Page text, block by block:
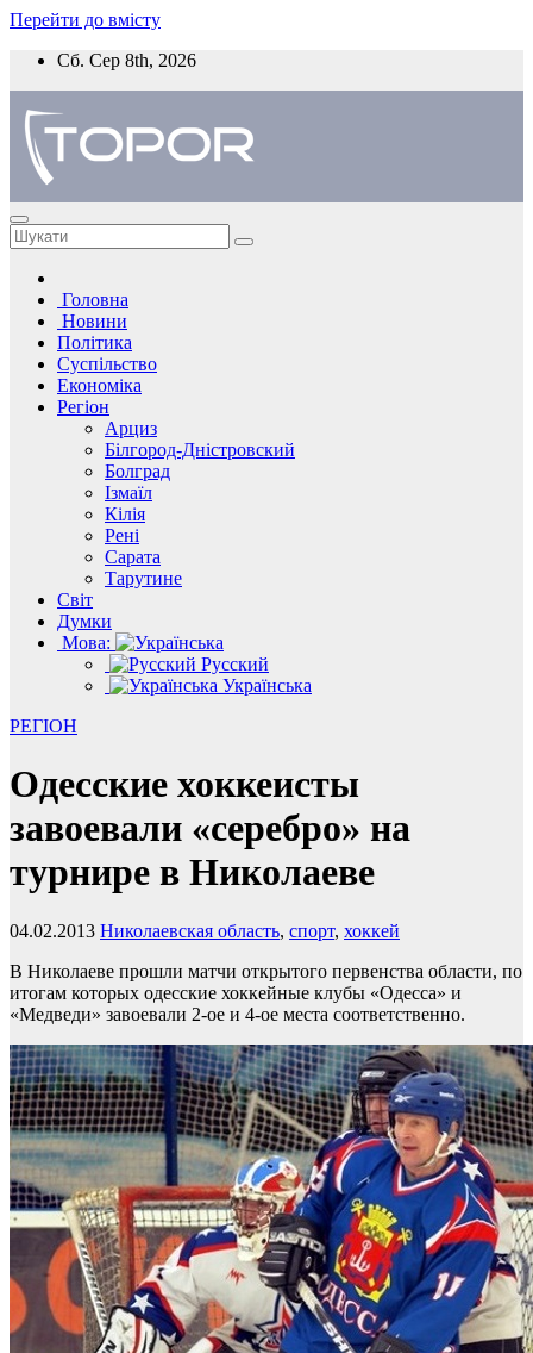
Перейти до вмісту
Сб. Сер 8th, 2026
Головна
Новини
Політика
Суспільство
Економіка
Регіон
Арциз
Білгород-Дністровский
Болград
Ізмаїл
Кілія
Рені
Сарата
Тарутине
Світ
Думки
Мова:
Русский
Українська
РЕГІОН
Одесские хоккеисты
завоевали «серебро» на
турнире в Николаеве
04.02.2013 Николаевская область, спорт, хоккей
В Николаеве прошли матчи открытого первенства области, по
итогам которых одесские хоккейные клубы «Одесса» и
«Медведи» завоевали 2-ое и 4-ое места соответственно.